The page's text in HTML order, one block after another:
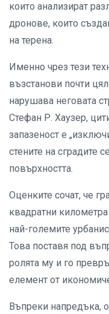
които анализират
дронове, които
на терена.
Именно чрез тези
възстанови почти
нарушава неговата
Стефан Р. Хаузер,
запазеност е
стените на сградите
повърхността.
Оценките сочат, че
квадратни
най-големите
Това поставя под
ролята му и го
елемент от
Въпреки напредъка,